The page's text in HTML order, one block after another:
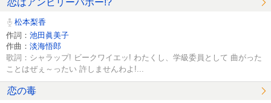
恋はアンビリーバボー!?
松本梨香
作詞： 池田眞美子
作曲： 淡海悟郎
歌詞：シャラップ! ビークワイエッ! わたくし、学級委員として 曲がった
ことはぜぇ～ったい 許しませんわよ!...
恋の毒